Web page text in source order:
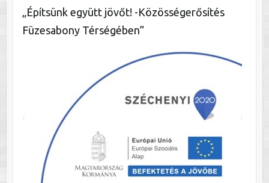
„Építsünk együtt jövőt! -Közösségerősítés
Füzesabony Térségében”